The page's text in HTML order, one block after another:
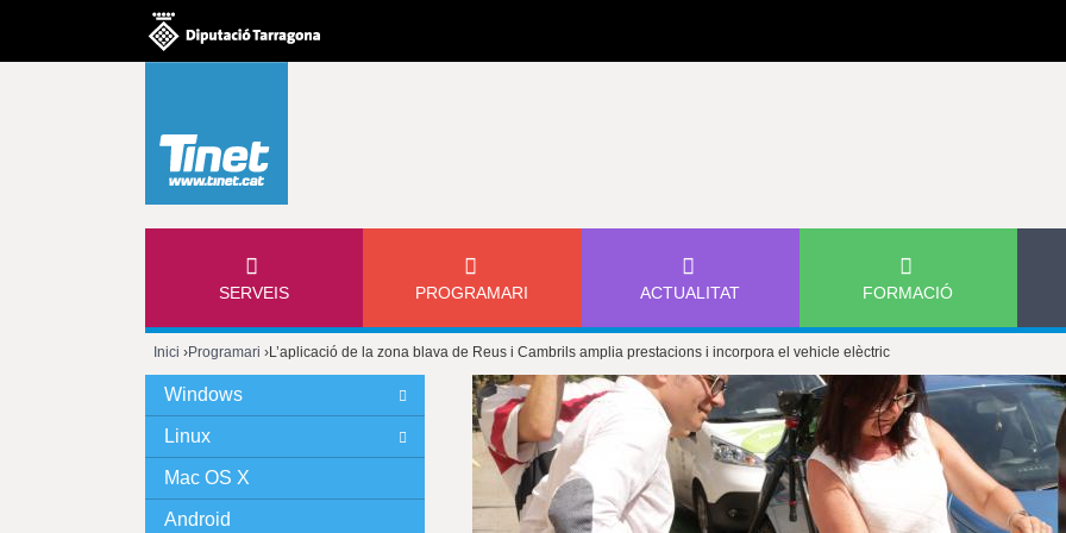
E
N
SERVEIS PROGRAMARI ACTUALITAT FORMACIÓ
Esteu
aquí
Inici ›Programari ›L’aplicació de la zona blava de Reus i Cambrils amplia prestacions i incorpora el vehicle elèctric
Windows
Linux
Mac OS X
Android